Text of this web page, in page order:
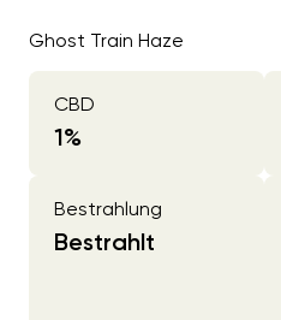
Ghost Train Haze
CBD
1%
Bestrahlung
Bestrahlt